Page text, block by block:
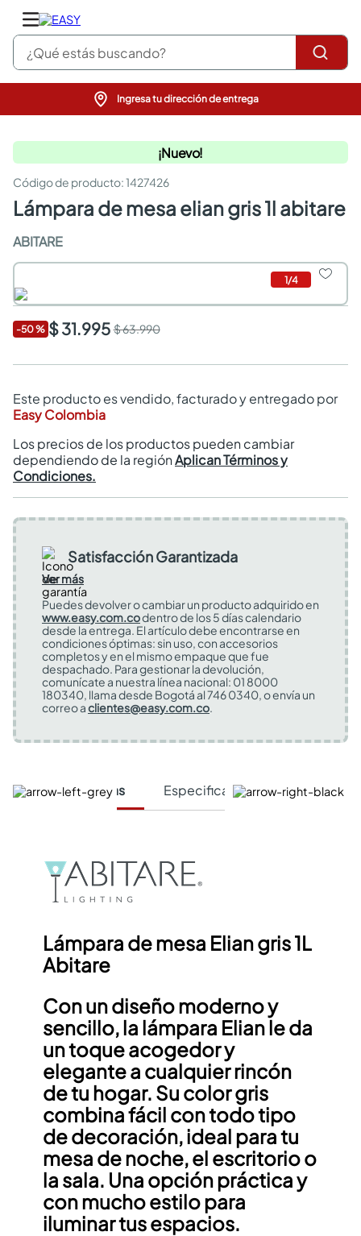
¿Qué estás buscando?
Ingresa tu dirección de entrega
¡Nuevo!
:1427426
lámpara de mesa elian gris 1l abitare
ABITARE
1/4
-50% $ 31.995$ 63.990
Este producto es vendido, facturado y entregado por
Easy Colombia
Los precios de los productos pueden cambiar
dependiendo de la regiónAplican Términos y
Condiciones.
Satisfacción Garantizada
Ver más
Puedes devolver o cambiar un producto adquirido en
www.easy.com.codentro de los 5 días calendario
desde la entrega. El artículo debe encontrarse en
condiciones óptimas: sin uso, con accesorios
completos y en el mismo empaque que fue
despachado. Para gestionar la devolución,
comunícate a nuestra línea nacional: 01 8000
180340, llama desde Bogotá al 746 0340, o envía un
correo aclientes@easy.com.co.
Características Especificaciones Técnicas
Lámpara de mesa Elian gris 1L
Abitare
Con un diseño moderno y
sencillo, la lámpara Elian le da
un toque acogedor y
elegante a cualquier rincón
de tu hogar. Su color gris
combina fácil con todo tipo
de decoración, ideal para tu
mesa de noche, el escritorio o
la sala. Una opción práctica y
con mucho estilo para
iluminar tus espacios.
pinturas
comedor
escritorio
comedores
armarios closet